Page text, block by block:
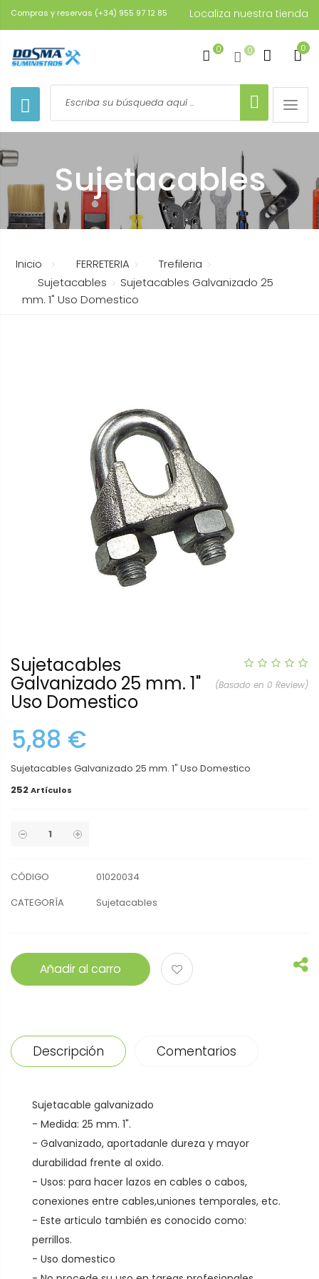
Compras y reservas (+34) 955 97 12 85 Localiza nuestra tienda
0
0 0
Toggle
Sujetacables
Inicio FERRETERIA
Trefileria
Sujetacables
Sujetacables Galvanizado 25
mm. 1" Uso Domestico
(Basado en 0 Review)
Sujetacables
Galvanizado 25 mm. 1"
Uso Domestico
5,88 €
Sujetacables Galvanizado 25 mm. 1" Uso Domestico
252Artículos
CÓDIGO
01020034
CATEGORÍA
Sujetacables
Añadir al carro
Descripción Comentarios
Sujetacable galvanizado
- Medida: 25 mm. 1".
- Galvanizado, aportadanle dureza y mayor
durabilidad frente al oxido.
- Usos: para hacer lazos en cables o cabos,
conexiones entre cables,uniones temporales, etc.
- Este articulo también es conocido como:
perrillos.
- Uso domestico